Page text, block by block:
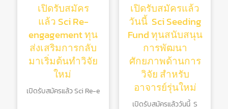
เปิดรับสมัคร
แล้ว Sci Re-
engagement ทุน
ส่งเสริมการกลับ
มาเริ่มต้นทําวิจัย
ใหม่
เปิดรับสมัครแล้ว Sci Re-e
เปิดรับสมัครแล้ว
วันนี้ Sci Seeding
Fund ทุนสนับสนุน
การพัฒนา
ศักยภาพด้านการ
วิจัย สําหรับ
อาจารย์รุ่นใหม่
เปิดรับสมัครแล้ววันนี้ S